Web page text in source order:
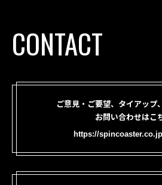
CONTACT
ご意見・ご要望、タイアップ
お問い合わせはこ
https://